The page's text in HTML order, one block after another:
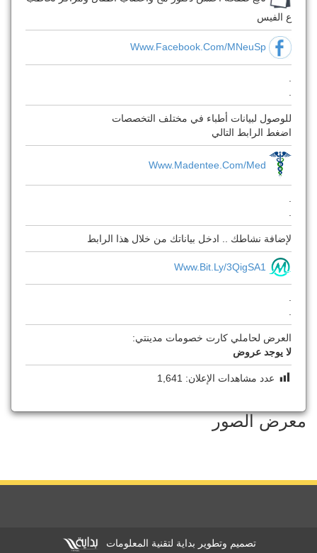
ع الفيس
Www.facebook.com/MNeuSp
للوصول لبيانات أطباء في مختلف التخصصات
اضغط الرابط التالي
Www.Madentee.com/med
.
.
لإضافة نشاطك .. ادخل بياناتك من خلال هذا الرابط
Www.bit.ly/3QigSA1
العرض لحاملي كارت خصومات مدينتي:
لا يوجد عروض
عدد مشاهدات الإعلان: 1,641
معرض الصور
تصميم وتطوير بداية لتقنية المعلومات